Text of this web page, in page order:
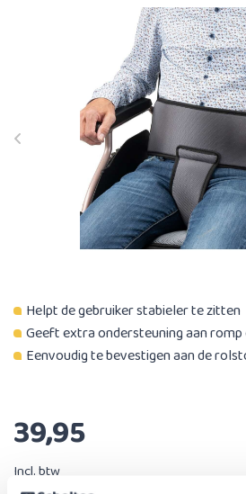
Helpt de gebruiker stabieler te zitten
Geeft extra ondersteuning aan romp
Eenvoudig te bevestigen aan de
39,95
Incl. btw